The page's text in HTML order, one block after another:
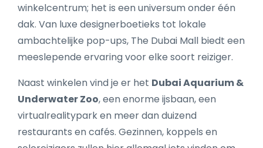
winkelcentrum; het is een universum onder één
dak. Van luxe designerboetieks tot lokale
ambachtelijke pop-ups, The Dubai Mall biedt een
meeslepende ervaring voor elke soort reiziger.
Naast winkelen vind je er het Dubai Aquarium &
Underwater Zoo, een enorme ijsbaan, een
virtualrealitypark en meer dan duizend
restaurants en cafés. Gezinnen, koppels en